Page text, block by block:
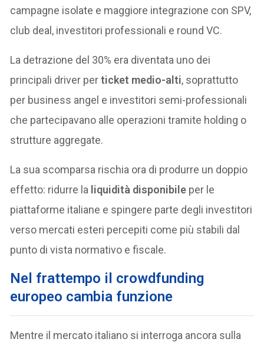
campagne isolate e maggiore integrazione con SPV,
club deal, investitori professionali e round VC.
La detrazione del 30% era diventata uno dei
principali driver perticket medio-alti, soprattutto
per business angel e investitori semi-professionali
che partecipavano alle operazioni tramite holding o
strutture aggregate.
La sua scomparsa rischia ora di produrre un doppio
effetto: ridurre la liquidità disponibile per le
piattaforme italiane e spingere parte degli investitori
verso mercati esteri percepiti come più stabili dal
punto di vista normativo e fiscale.
Nel frattempo il crowdfunding
europeo cambia funzione
Mentre il mercato italiano si interroga ancora sulla